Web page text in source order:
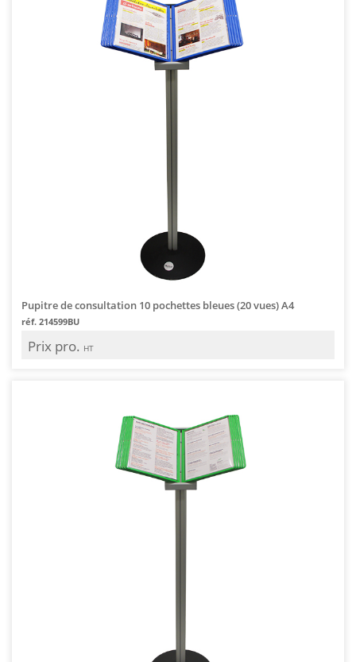
Pupitre de consultation 10 pochettes bleues (20 vues) A4
réf. 214599BU
Prix pro. HT